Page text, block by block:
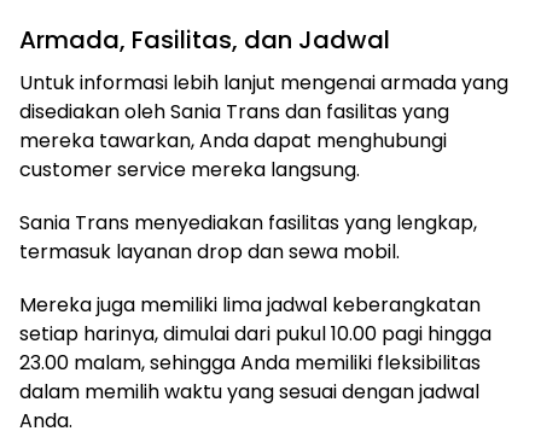
Armada, Fasilitas, dan Jadwal
Untuk informasi lebih lanjut mengenai armada yang
disediakan oleh Sania Trans dan fasilitas yang
mereka tawarkan, Anda dapat menghubungi
customer service mereka langsung.
Sania Trans menyediakan fasilitas yang lengkap,
termasuk layanan drop dan sewa mobil.
Mereka juga memiliki lima jadwal keberangkatan
setiap harinya, dimulai dari pukul 10.00 pagi hingga
23.00 malam, sehingga Anda memiliki fleksibilitas
dalam memilih waktu yang sesuai dengan jadwal
Anda.